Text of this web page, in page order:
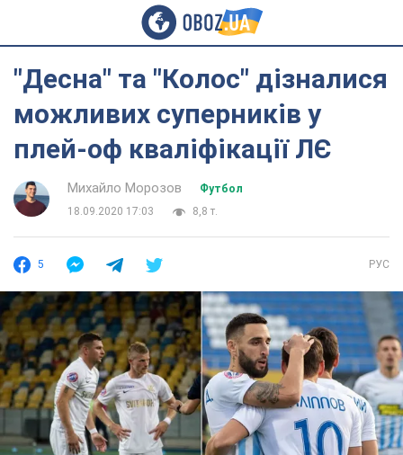
"Десна" та "Колос" дізналися
можливих суперників у
плей-оф кваліфікації ЛЄ
Михайло Морозов
Футбол
18.09.2020 17:03
8,8 т.
5 РУС